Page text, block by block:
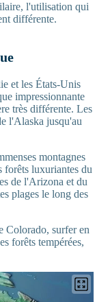
l'utilisation qui
différente.
et les États-Unis
impressionnante
très différente. Les
l'Alaska jusqu'au
montagnes
forêts luxuriantes du
de l'Arizona et du
plages le long des
Colorado, surfer en
forêts tempérées,